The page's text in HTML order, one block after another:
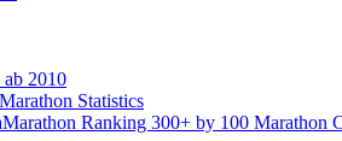
2010
Statistics
Ranking 300+ by 100 Marathon